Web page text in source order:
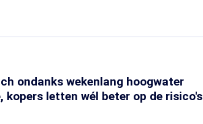
ondanks wekenlang hoogwater
kopers letten wél beter op de risico's